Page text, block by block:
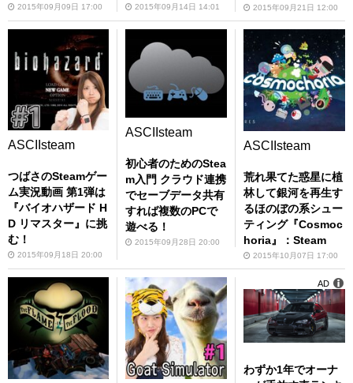
l Knight』：Steam
2015年09月09日 17:00 2015年09月14日 14:01 2015年09月21日 12:00
ASCIIsteam
つばさのSteamゲー
ム実況動画 第1弾は
『バイオハザード H
D リマスター』に挑
む！
2015年09月18日 20:00
ASCIIsteam
初心者のためのStea
m入門 クラウド連携
でセーブデータ共有
すれば複数のPCで
遊べる！
2015年09月28日 20:00
ASCIIsteam
荒れ果てた惑星に植
林して銀河を再生す
るほのぼの系シュー
ティング『Cosmoc
horia』：Steam
2015年10月07日 17:00
わずか1年でオーナ
AD